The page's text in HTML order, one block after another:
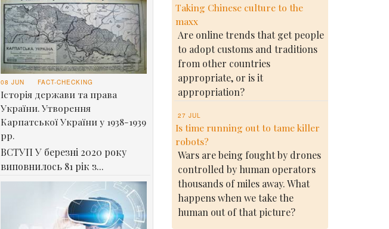
08 JUN FACT-CHECKING
Історія держави та права
України. Утворення
Карпатської України у 1938-1939
рр.
ВСТУП У березні 2020 року
виповнилось 81 рік з...
Taking Chinese culture to the
maxx
Are online trends that get people
to adopt customs and traditions
from other countries
appropriate, or is it
appropriation?
27 JUL
Is time running out to tame killer
robots?
Wars are being fought by drones
controlled by human operators
thousands of miles away. What
happens when we take the
human out of that picture?